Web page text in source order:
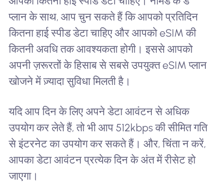
प्लान के साथ, आप चुन सकते हैं कि आपको प्रतिदिन
कितना हाई स्पीड डेटा चाहिए और आपको eSIM की
कितनी अवधि तक आवश्यकता होगी। इससे आपको
अपनी ज़रूरतों के हिसाब से सबसे उपयुक्त eSIM प्लान
खोजने में ज़्यादा सुविधा मिलती है।
यदि आप दिन के लिए अपने डेटा आवंटन से अधिक
उपयोग कर लेते हैं, तो भी आप 512kbps की सीमित गति
से इंटरनेट का उपयोग कर सकते हैं। और, चिंता न करें,
आपका डेटा आवंटन प्रत्येक दिन के अंत में रीसेट हो
जाएगा।